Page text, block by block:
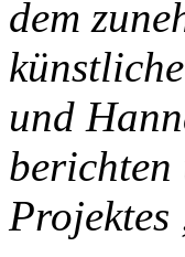
dem
und
berichten